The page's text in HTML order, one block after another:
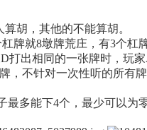
胡，其他的不能算胡。
就8墩牌荒庄，有3个杠
出相同的一张牌时，玩
，不针对一次性听的所有牌
多能下4个，最少可以为